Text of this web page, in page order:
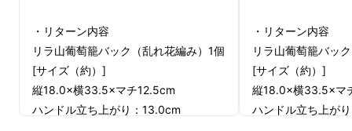
・リターン内容
リラ山葡萄籠バック（乱れ花編み）1個
[サイズ（約）]
縦18.0×横33.5×マチ12.5cm
ハンドル立ち上がり：13.0cm
・リターン内容
リラ山葡萄籠バッ
[サイズ（約）]
縦18.0×横33.5×マ
ハンドル立ち上が